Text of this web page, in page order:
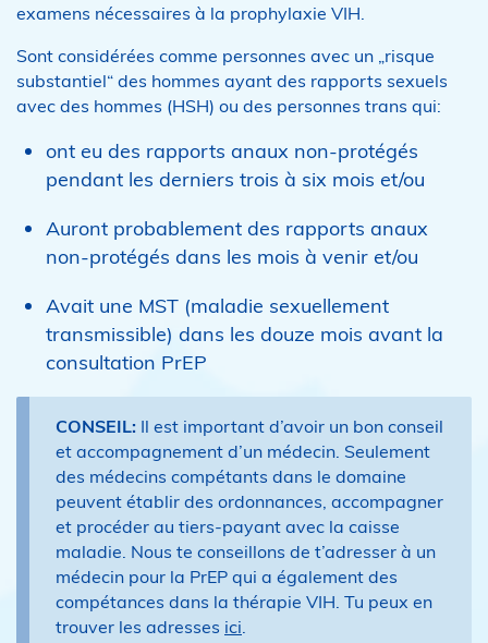
examens nécessaires à la prophylaxie VIH.
Sont considérées comme personnes avec un „risque
substantiel“ des hommes ayant des rapports sexuels
avec des hommes (HSH) ou des personnes trans qui:
ont eu des rapports anaux non-protégés
pendant les derniers trois à six mois et/ou
Auront probablement des rapports anaux
non-protégés dans les mois à venir et/ou
Avait une MST (maladie sexuellement
transmissible) dans les douze mois avant la
consultation PrEP
CONSEIL: Il est important d’avoir un bon conseil
et accompagnement d’un médecin. Seulement
des médecins compétants dans le domaine
peuvent établir des ordonnances, accompagner
et procéder au tiers-payant avec la caisse
maladie. Nous te conseillons de t’adresser à un
médecin pour la PrEP qui a également des
compétances dans la thérapie VIH. Tu peux en
trouver les adresses ici